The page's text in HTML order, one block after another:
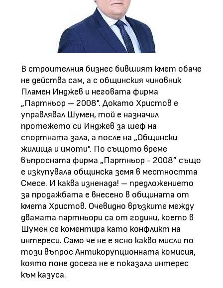
В строителния бизнес бившият кмет обаче
не действа сам, а с общинския чиновник
Пламен Инджев и неговата фирма
„Партньор – 2008". Докато Христов е
управлявал Шумен, той е назначил
протежето си Инджев за шеф на
спортната зала, а после на „Общински
жилища и имоти". По същото време
въпросната фирма „Партньор - 2008” също
е изкупувала общинска земя в местността
Смесе. И каква изненада! – предложението
за продажбата е внесено в общината от
кмета Христов. Очевидно връзките между
двамата партньори са от години, което в
Шумен се коментира като конфликт на
интереси. Само че не е ясно какво мисли по
този въпрос Антикорупционната комисия,
която поне досега не е показала интерес
към казуса.